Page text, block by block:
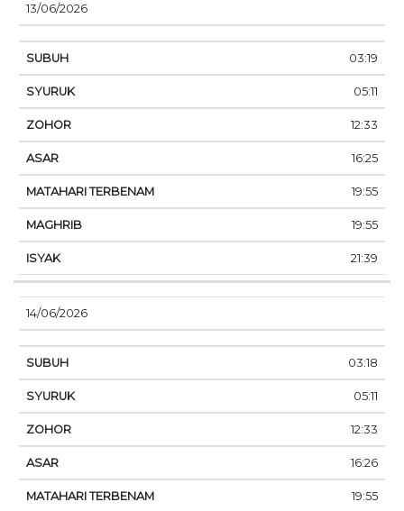
13/06/2026
03:19
05:11
12:33
16:25
19:55
19:55
21:39
14/06/2026
03:18
05:11
12:33
16:26
19:55